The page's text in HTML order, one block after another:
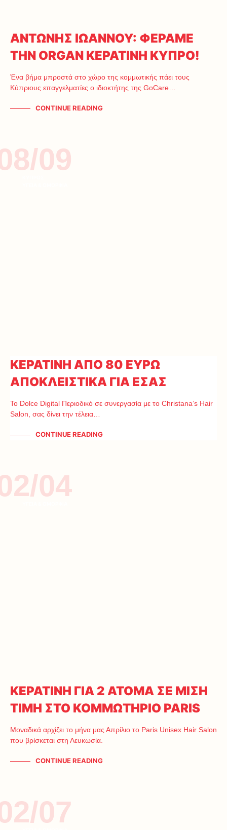
ΑΝΤΩΝΗΣ ΙΩΑΝΝΟΥ: ΦΕΡΑΜΕ
ΤΗΝ ORGAN ΚΕΡΑΤΙΝΗ ΚΥΠΡΟ!
Ένα βήμα μπροστά στο χώρο της κομμωτικής πάει τους
Κύπριους επαγγελματίες ο ιδιοκτήτης της GoCare…
CONTINUE READING
09
ΚΕΡΑΤΙΝΗ ΑΠΟ 80 ΕΥΡΩ
ΑΠΟΚΛΕΙΣΤΙΚΑ ΓΙΑ ΕΣΑΣ
Το Dolce Digital Περιοδικό σε συνεργασία με το Christana’s Hair
Salon, σας δίνει την τέλεια…
CONTINUE READING
04
ΚΕΡΑΤΙΝΗ ΓΙΑ 2 ΑΤΟΜΑ ΣΕ ΜΙΣΗ
ΤΙΜΗ ΣΤΟ ΚΟΜΜΩΤΗΡΙΟ PARIS
Μοναδικά αρχίζει το μήνα μας Απρίλιο το Paris Unisex Hair Salon
που βρίσκεται στη Λευκωσία.
CONTINUE READING
07